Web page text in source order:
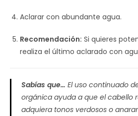
Aclarar con abundante agua.
Recomendación: Si quieres
realiza el último aclarado con
Sabías que… El uso continuado
orgánica ayuda a que el cabello
adquiera tonos verdosos o